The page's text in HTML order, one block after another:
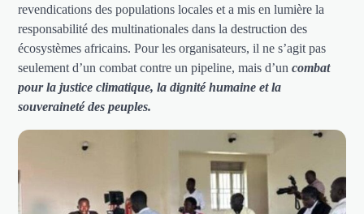
revendications des populations locales et a mis en lumière la
responsabilité des multinationales dans la destruction des
écosystèmes africains. Pour les organisateurs, il ne s’agit pas
seulement d’un combat contre un pipeline, mais d’uncombat
pour la justice climatique, la dignité humaine et la
souveraineté des peuples.